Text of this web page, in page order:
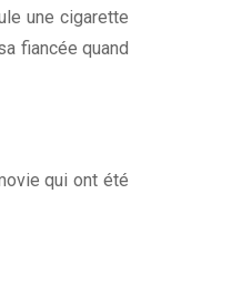
une cigarette
fiancée quand
qui ont été